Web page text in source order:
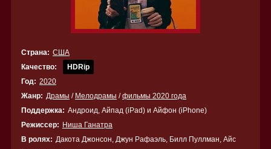
Страна: США
Качество:
HDRip
Год: 2020
Жанр: Драмы / Мелодрамы /фильмы 2020 года
Поддержка: Андроид, Айпад (iPad) и Айфон (iPhone)
Режиссер: Ниша Ганатра
В ролях: Дакота Джонсон, Джун Рафаэль, Билл Пуллман, Айс